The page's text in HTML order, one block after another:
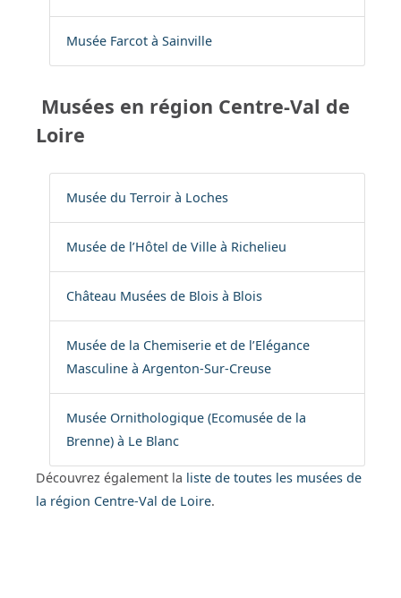
Musée Farcot à Sainville
Musées en région Centre-Val de
Loire
Musée du Terroir à Loches
Musée de l’Hôtel de Ville à Richelieu
Château Musées de Blois à Blois
Musée de la Chemiserie et de l’Elégance
Masculine à Argenton-Sur-Creuse
Musée Ornithologique (Ecomusée de la
Brenne) à Le Blanc
Découvrez également la liste de toutes les musées de
la région Centre-Val de Loire.